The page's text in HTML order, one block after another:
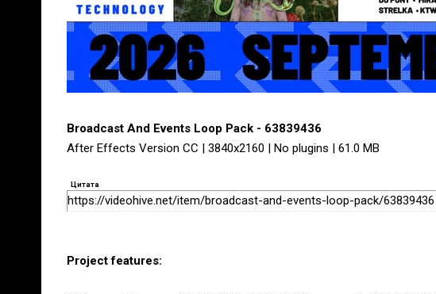
Broadcast And Events Loop Pack - 63839436
After Effects Version CC | 3840x2160 | No plugins | 61.0 MB
Цитата
https://videohive.net/item/broadcast-and-events-loop-pack/63839436
Project features: